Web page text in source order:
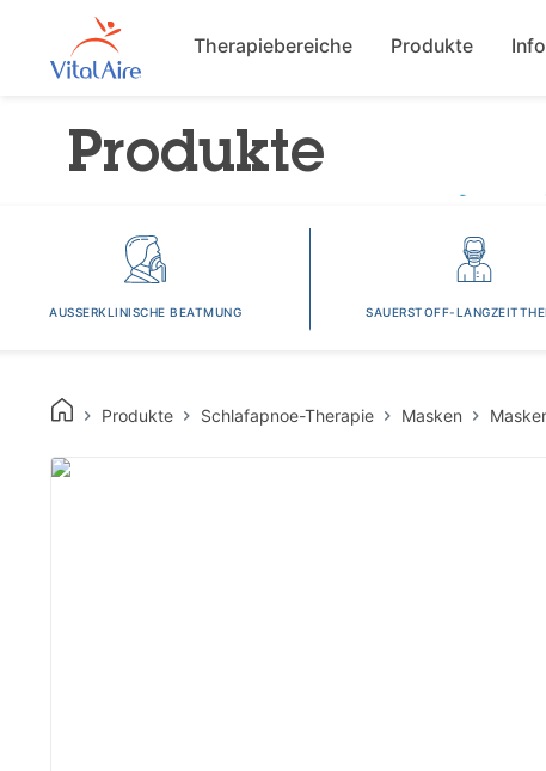
Main
Therapiebereiche Produkte
Produkte
AUSSERKLINISCHE BEATMUNG SAUERSTOFF-
Produkte Schlafapnoe-Therapie Masken